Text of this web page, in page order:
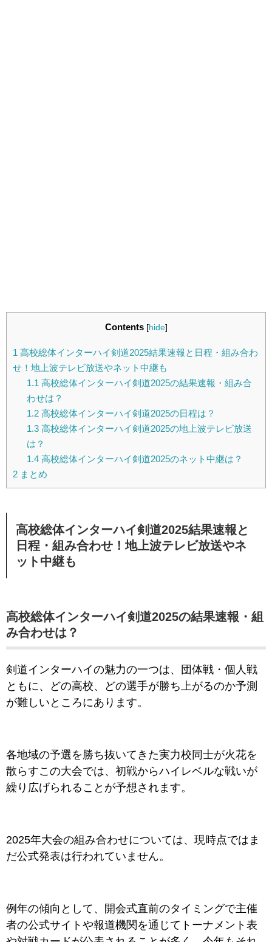
Contents [hide]
1 高校総体インターハイ剣道2025結果速報と日程・組み合わ
せ！地上波テレビ放送やネット中継も
1.1 高校総体インターハイ剣道2025の結果速報・組み合
わせは？
1.2高校総体インターハイ剣道2025の日程は？
1.3高校総体インターハイ剣道2025の地上波テレビ放送
は？
1.4高校総体インターハイ剣道2025のネット中継は？
2 まとめ
高校総体インターハイ剣道2025結果速報と
日程・組み合わせ！地上波テレビ放送やネ
ット中継も
高校総体インターハイ剣道2025の結果速報・組
み合わせは？
剣道インターハイの魅力の一つは、団体戦・個人戦
ともに、どの高校、どの選手が勝ち上がるのか予測
が難しいところにあります。
各地域の予選を勝ち抜いてきた実力校同士が火花を
散らすこの大会では、初戦からハイレベルな戦いが
繰り広げられることが予想されます。
2025年大会の組み合わせについては、現時点ではま
だ公式発表は行われていません。
例年の傾向として、開会式直前のタイミングで主催
者の公式サイトや報道機関を通じてトーナメント表